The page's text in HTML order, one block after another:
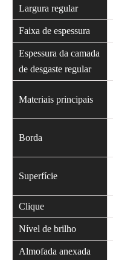
Largura regular
Faixa de espessura
Espessura da camada
de desgaste regular
Materiais principais
Borda
Superfície
Clique
Nível de brilho
Almofada anexada